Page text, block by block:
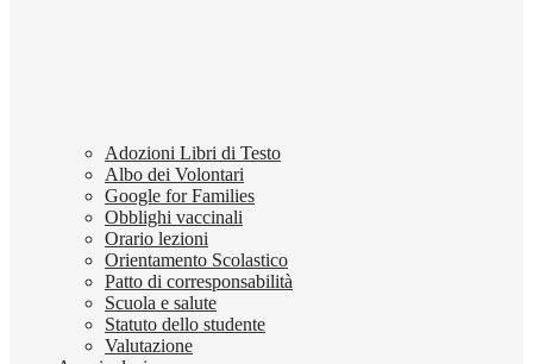
Adozioni Libri di Testo
Albo dei Volontari
Google for Families
Obblighi vaccinali
Orario lezioni
Orientamento Scolastico
Patto di corresponsabilità
Scuola e salute
Statuto dello studente
Valutazione